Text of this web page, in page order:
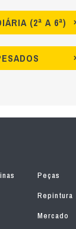
(2ª A 6ª)
Peças
Repintura
Mercado